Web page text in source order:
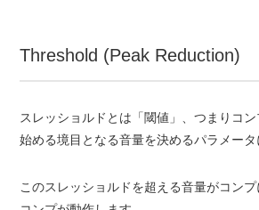
Threshold (Peak Reduction)
スレッショルドとは「閾値」、つまりコ
始める境目となる音量を決めるパラメータ
このスレッショルドを超える音量がコン